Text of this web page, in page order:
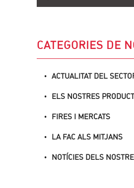
CATEGORIES DE
ACTUALITAT DEL
ELS NOSTRES
FIRES I MERCATS
LA FAC ALS MITJANS
NOTÍCIES DELS